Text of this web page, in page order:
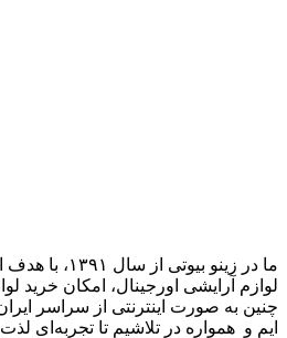
ما در زینو
لوازم آرایشی اورجینال، امکان خرید
چنین به صورت اینترنتی از سراسر
ایم و همواره در تلاشیم تا تجربه‌ای